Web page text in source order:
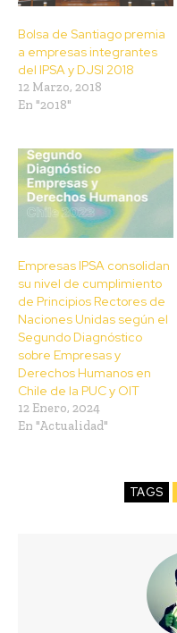
Bolsa de Santiago premia
a empresas integrantes
del IPSA y DJSI 2018
12 Marzo, 2018
En "2018"
Empresas IPSA consolidan
su nivel de cumplimiento
de Principios Rectores de
Naciones Unidas según el
Segundo Diagnóstico
sobre Empresas y
Derechos Humanos en
Chile de la PUC y OIT
12 Enero, 2024
En "Actualidad"
TAGS